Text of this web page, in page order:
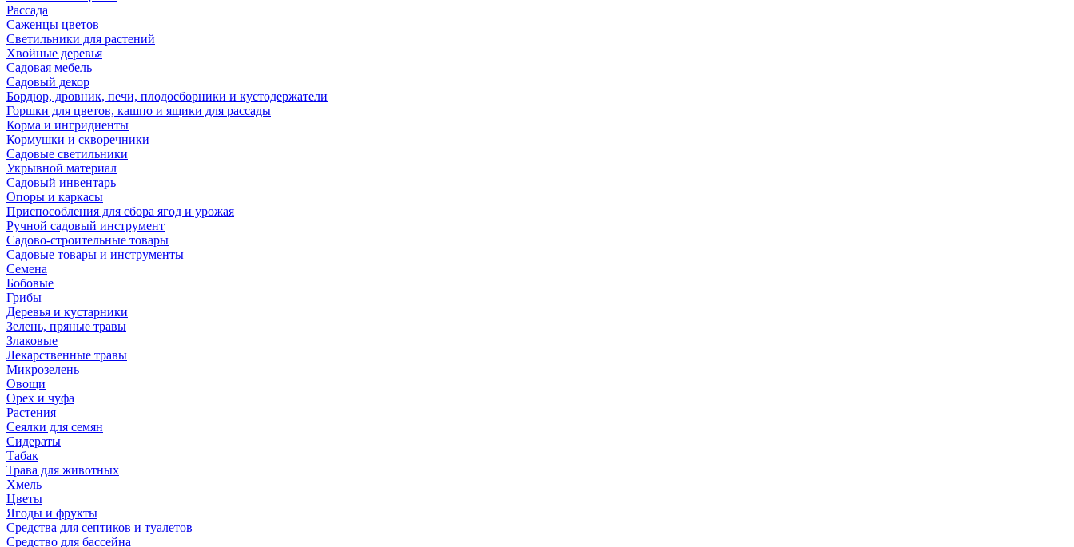
Рассада
Саженцы цветов
Светильники для растений
Хвойные деревья
Садовая мебель
Садовый декор
Бордюр, дровник, печи, плодосборники и кустодержатели
Горшки для цветов, кашпо и ящики для рассады
Корма и ингридиенты
Кормушки и скворечники
Садовые светильники
Укрывной материал
Садовый инвентарь
Опоры и каркасы
Приспособления для сбора ягод и урожая
Ручной садовый инструмент
Садово-строительные товары
Садовые товары и инструменты
Семена
Бобовые
Грибы
Деревья и кустарники
Зелень, пряные травы
Злаковые
Лекарственные травы
Микрозелень
Овощи
Орех и чуфа
Растения
Сеялки для семян
Сидераты
Табак
Трава для животных
Хмель
Цветы
Ягоды и фрукты
Средства для септиков и туалетов
Средство для бассейна